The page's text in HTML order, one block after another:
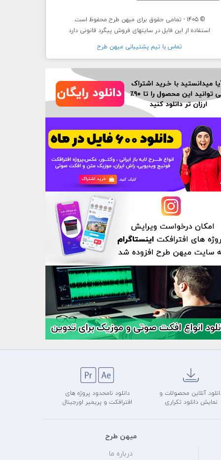
© 1405 - تمامی حقوق برای میهن طرح محفوظ است.
استفاده از این فایل در سایتهای فروش پیگرد قانونی دارد
تماس با تيم پشتيبانی ميهن طرح
آنلاین محصولات و
نمایش دانلود تکراری
دانلود نامحدود پروژه های
افترافکت و پریمیر اورجینال
میهن طرح
درباره ما